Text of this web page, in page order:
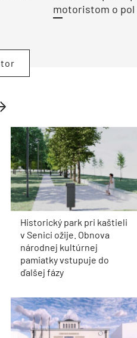
motoristom o pol
Historický park pri kaštieli
v Senici ožije. Obnova
národnej kultúrnej
pamiatky vstupuje do
ďalšej fázy